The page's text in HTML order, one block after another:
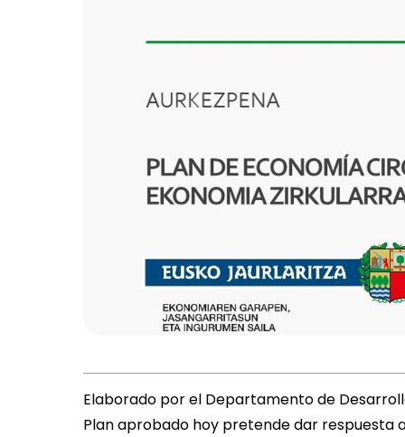
Elaborado por el Departamento de
Plan aprobado hoy pretende dar respuesta